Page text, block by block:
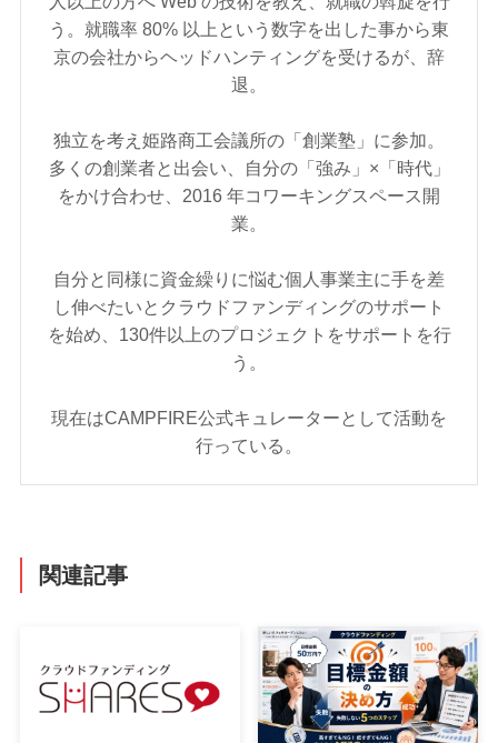
う。就職率 80% 以上という数字を出した事から東
京の会社からヘッドハンティングを受けるが、辞
退。
独立を考え姫路商工会議所の「創業塾」に参加。
多くの創業者と出会い、自分の「強み」×「時代」
をかけ合わせ、2016 年コワーキングスペース開
業。
自分と同様に資金繰りに悩む個人事業主に手を差
し伸べたいとクラウドファンディングのサポート
を始め、130件以上のプロジェクトをサポートを行
う。
現在はCAMPFIRE公式キュレーターとして活動を
行っている。
関連記事